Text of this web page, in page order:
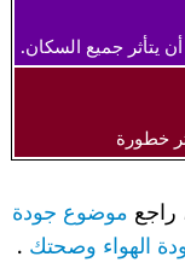
جميع السكان.
خطورة
راجع موضوع جودة
.